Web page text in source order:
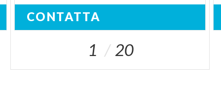
CONTATTA
1 20